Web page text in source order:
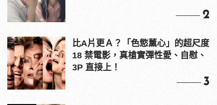
2
比A片更Ａ？「色慾薰心」的超尺度
18 禁電影，真槍實彈性愛、自慰、
3P 直接上！
3